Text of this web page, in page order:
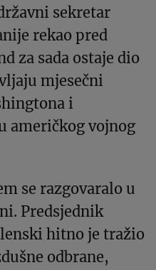
sekretar
rekao pred
za sada ostaje dio
mjesečni
i
američkog vojnog
se razgovaralo u
Predsjednik
hitno je tražio
odbrane,